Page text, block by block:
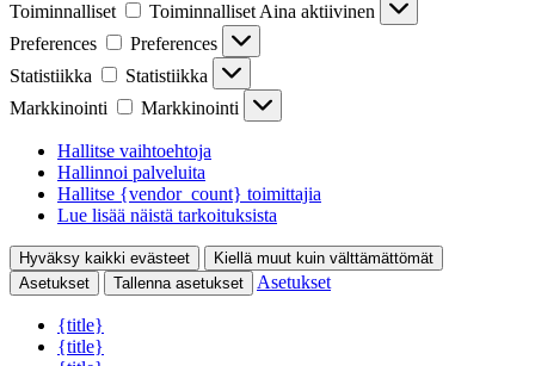
Toiminnalliset
Toiminnalliset Aina aktiivinen
Preferences
Preferences
Statistiikka
Statistiikka
Markkinointi
Markkinointi
Hallitse vaihtoehtoja
Hallinnoi palveluita
Hallitse {vendor_count} toimittajia
Lue lisää näistä tarkoituksista
Hyväksy kaikki evästeet
Kiellä muut kuin välttämättömät
Asetukset
Tallenna asetukset Asetukset
{title}
{title}